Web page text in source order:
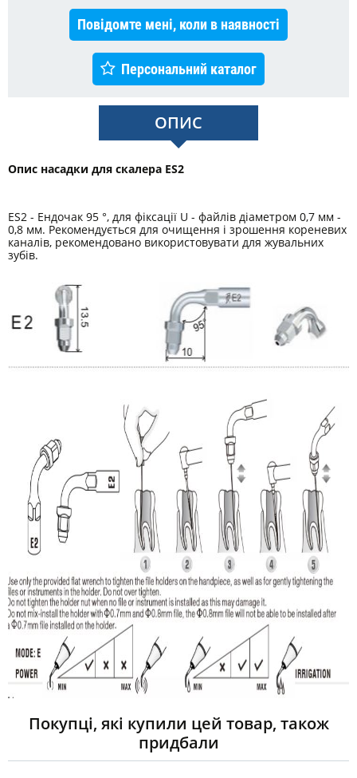
Повідомте мені, коли в наявності
Персональний каталог
ОПИС
Опис насадки для скалера ES2
ES2 - Ендочак 95 °, для фіксації U - файлів діаметром 0,7 мм -
0,8 мм. Рекомендується для очищення і зрошення кореневих
каналів, рекомендовано використовувати для жувальних
зубів.
Покупці, які купили цей товар, також
придбали